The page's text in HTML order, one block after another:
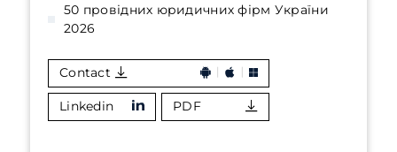
50 провідних юридичних фірм України
2026
Contact
Linkedin PDF